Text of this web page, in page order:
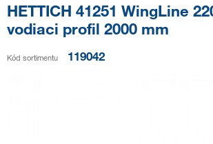
HETTICH 41251 WingLine
vodiaci profil 2000 mm
Kód sortimentu 119042